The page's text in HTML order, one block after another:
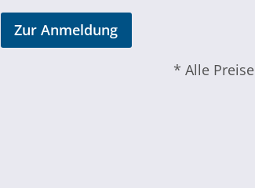
Zur Anmeldung
* Alle